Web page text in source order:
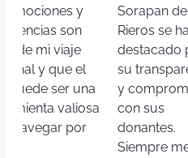
emociones y
son
de mi viaje
y que el
puede ser una
valiosa
navegar por
Sorapan de
Rieros se ha
destacado
su
y
con sus
donantes.
Siempre